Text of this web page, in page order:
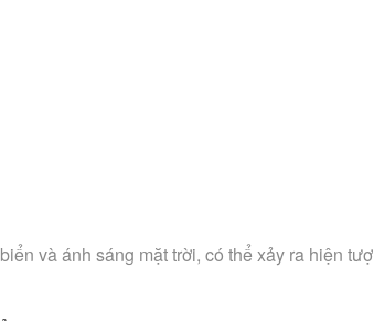
và ánh sáng mặt trời, có thể xảy ra hiện